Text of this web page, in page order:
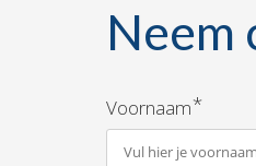
Neem
Voornaam*